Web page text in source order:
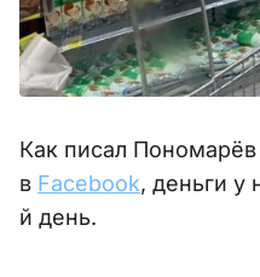
Как писал
в Facebook, деньги у
й день.